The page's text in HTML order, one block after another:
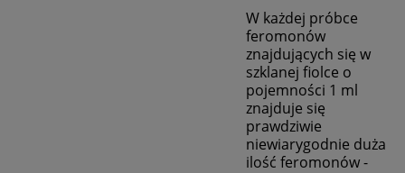
W każdej próbce
feromonów
znajdujących się w
szklanej fiolce o
pojemności 1 ml
znajduje się
prawdziwie
niewiarygodnie duża
ilość feromonów -